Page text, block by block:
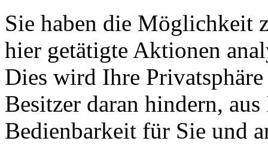
Sie haben die Möglichkeit
hier getätigte Aktionen
Dies wird Ihre
Besitzer daran hindern,
Bedienbarkeit für Sie und